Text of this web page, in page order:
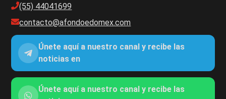
(55) 44041699
contacto@afondoedomex.com
Únete aquí a nuestro canal y recibe las
noticias en
Únete aquí a nuestro canal y recibe las